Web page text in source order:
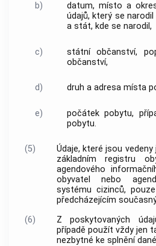
b)
datum, místo a
údajů, který se
a stát, kde se narodil,
c)
státní občanství,
občanství,
d) druh a adresa místa
e)
počátek pobytu,
pobytu.
(5)
Údaje, které jsou
základním registru
agendového
obyvatel nebo
systému cizinců,
předcházejícím
(6)
Z poskytovaných
případě použít vždy jen
nezbytné ke splnění